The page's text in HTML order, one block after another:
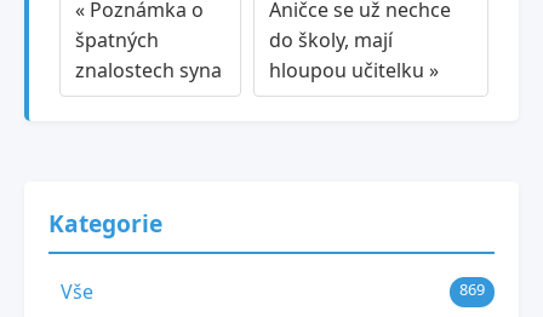
« Poznámka o
špatných
znalostech syna
Aničce se už nechce
do školy, mají
hloupou učitelku »
Kategorie
Vše 869